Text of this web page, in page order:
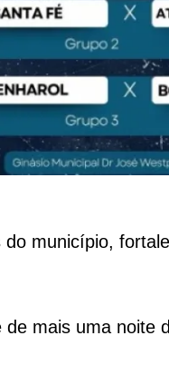
do município,
de mais uma noite